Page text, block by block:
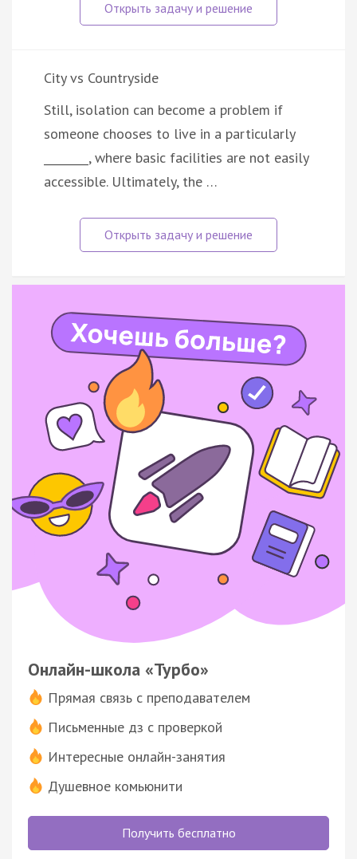
City vs Countryside
Still, isolation can become a problem if
someone chooses to live in a particularly
________, where basic facilities are not easily
accessible. Ultimately, the …
Онлайн-школа «Турбо»
Прямая связь с преподавателем
Письменные дз с проверкой
Интересные онлайн-занятия
Душевное комьюнити
Получить бесплатно